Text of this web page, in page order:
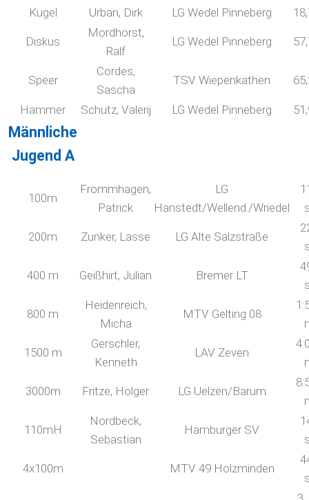
Kugel Urban, Dirk LG Wedel Pinneberg
Diskus
Mordhorst,
Ralf
LG Wedel Pinneberg
Speer
Cordes,
Sascha
TSV Wiepenkathen
Hammer Schütz, Valerij LG Wedel Pinneberg
Männliche
Jugend A
100m
Frommhagen,
Patrick
LG
Hanstedt/Wellend./Wriedel
200m Zunker, Lasse LG Alte Salzstraße
400 m Geißhirt, Julian Bremer LT
800 m
Heidenreich,
Micha
MTV Gelting 08
1500 m
Gerschler,
Kenneth
LAV Zeven
3000m Fritze, Holger LG Uelzen/Barum
110mH
Nordbeck,
Sebastian
Hamburger SV
4x100m MTV 49 Holzminden